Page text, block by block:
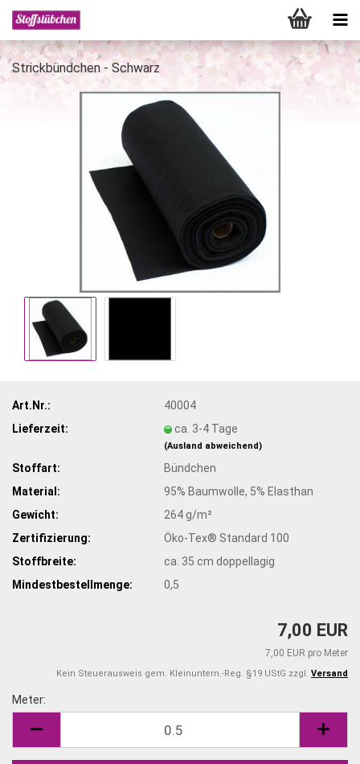
Strickbündchen - Schwarz
Art.Nr.:
40004
Lieferzeit:
ca. 3-4 Tage
(Ausland abweichend)
Stoffart:
Bündchen
Material:
95% Baumwolle, 5% Elasthan
Gewicht:
264 g/m²
Zertifizierung:
Öko-Tex® Standard 100
Stoffbreite:
ca. 35 cm doppellagig
Mindestbestellmenge:
0,5
7,00 EUR
7,00 EUR pro Meter
Kein Steuerausweis gem. Kleinuntern.-Reg. §19 UStG zzgl. Versand
Meter: